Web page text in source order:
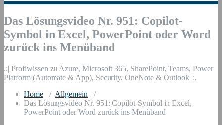
Das Lösungsvideo Nr. 951: Copilot-
Symbol in Excel, PowerPoint oder Word
zurück ins Menüband
.:| Profiwissen zu Azure, Microsoft 365, SharePoint, Teams, Power
Platform (Automate & App), Security, OneNote & Outlook |:.
Home / Allgemein /
Das Lösungsvideo Nr. 951: Copilot-Symbol in Excel,
PowerPoint oder Word zurück ins Menüband